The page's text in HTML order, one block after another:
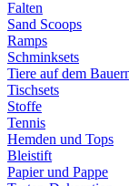
Falten
Sand Scoops
Ramps
Schminksets
Tiere auf dem
Tischsets
Stoffe
Tennis
Hemden und Tops
Bleistift
Papier und Pappe